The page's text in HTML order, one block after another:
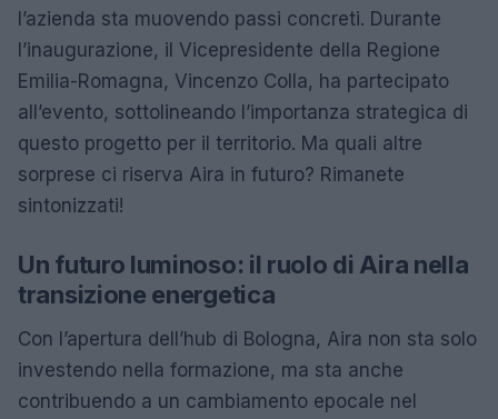
l’azienda sta muovendo passi concreti. Durante
l’inaugurazione, il Vicepresidente della Regione
Emilia-Romagna, Vincenzo Colla, ha partecipato
all’evento, sottolineando l’importanza strategica di
questo progetto per il territorio. Ma quali altre
sorprese ci riserva Aira in futuro? Rimanete
sintonizzati!
Un futuro luminoso: il ruolo di Aira nella
transizione energetica
Con l’apertura dell’hub di Bologna, Aira non sta solo
investendo nella formazione, ma sta anche
contribuendo a un cambiamento epocale nel